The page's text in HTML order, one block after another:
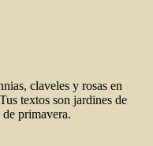
claveles y rosas en
textos son jardines de
primavera.